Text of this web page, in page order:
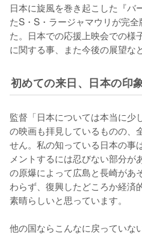
日本に旋風を巻き起こした『バ
たS・S・ラージャマウリが完
た。日本での応援上映会での様
に関する事、また今後の展望な
初めての来日、日本の印
監督「日本については本当に少
の映画も拝見しているものの、
せん。私の知っている日本の事
メントするには忍びない部分
の原爆によって広島と長崎があ
わらず、復興したどころか経済
素晴らしいと思っています。